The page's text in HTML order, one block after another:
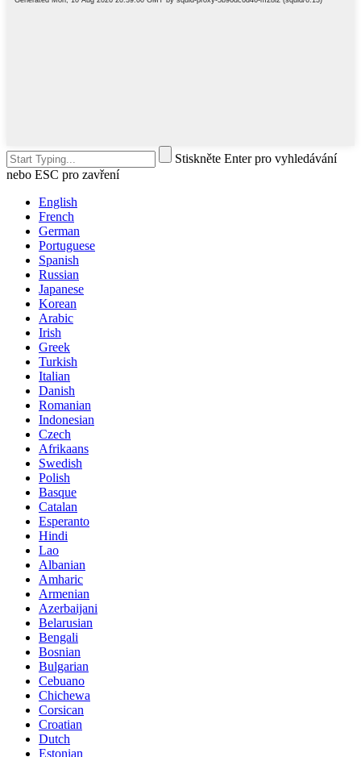
Stiskněte Enter pro vyhledávání
nebo ESC pro zavření
English
French
German
Portuguese
Spanish
Russian
Japanese
Korean
Arabic
Irish
Greek
Turkish
Italian
Danish
Romanian
Indonesian
Czech
Afrikaans
Swedish
Polish
Basque
Catalan
Esperanto
Hindi
Lao
Albanian
Amharic
Armenian
Azerbaijani
Belarusian
Bengali
Bosnian
Bulgarian
Cebuano
Chichewa
Corsican
Croatian
Dutch
Estonian